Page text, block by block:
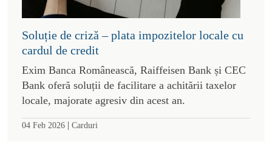
Soluție de criză – plata impozitelor locale cu
cardul de credit
Exim Banca Românească, Raiffeisen Bank și CEC
Bank oferă soluții de facilitare a achitării taxelor
locale, majorate agresiv din acest an.
04 Feb 2026 | Carduri